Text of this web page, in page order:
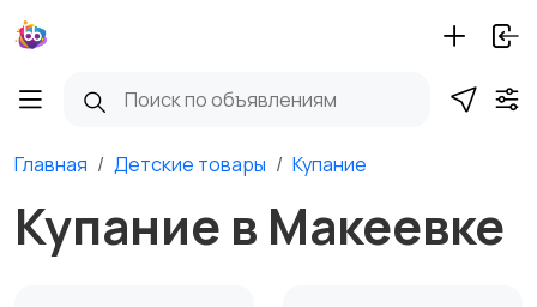
Главная Детские товары Купание
Купание в Макеевке